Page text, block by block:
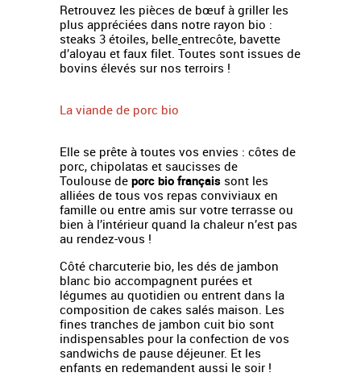
Retrouvez les pièces de bœuf à griller les
plus appréciées dans notre rayon bio :
steaks 3 étoiles, belle entrecôte, bavette
d’aloyau et faux filet. Toutes sont issues de
bovins élevés sur nos terroirs !
La viande de porc bio
Elle se prête à toutes vos envies : côtes de
porc, chipolatas et saucisses de
Toulouse de porc bio français sont les
alliées de tous vos repas conviviaux en
famille ou entre amis sur votre terrasse ou
bien à l’intérieur quand la chaleur n’est pas
au rendez-vous !
Côté charcuterie bio, les dés de jambon
blanc bio accompagnent purées et
légumes au quotidien ou entrent dans la
composition de cakes salés maison. Les
fines tranches de jambon cuit bio sont
indispensables pour la confection de vos
sandwichs de pause déjeuner. Et les
enfants en redemandent aussi le soir !